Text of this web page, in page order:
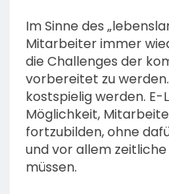
Im Sinne des
Mitarbeiter immer
die Challenges der
vorbereitet zu
kostspielig werden. E-
Möglichkeit,
fortzubilden, ohne
und vor allem
müssen.